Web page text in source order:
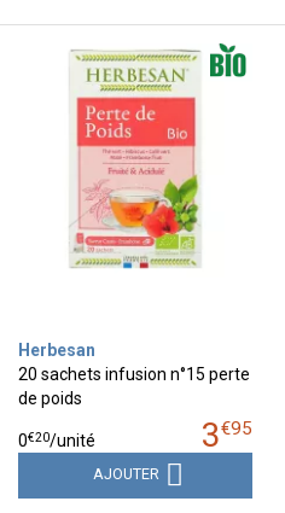
Herbesan
20 sachets infusion n°15 perte
de poids
3€95
0€20/unité
AJOUTER